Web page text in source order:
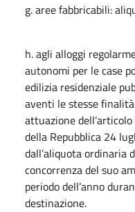
g. aree fabbricabili:
h. agli alloggi
autonomi per le case
edilizia residenziale
aventi le stesse
attuazione
della Repubblica 24
dall’aliquota ordinaria
concorrenza del suo
periodo dell’anno
destinazione.